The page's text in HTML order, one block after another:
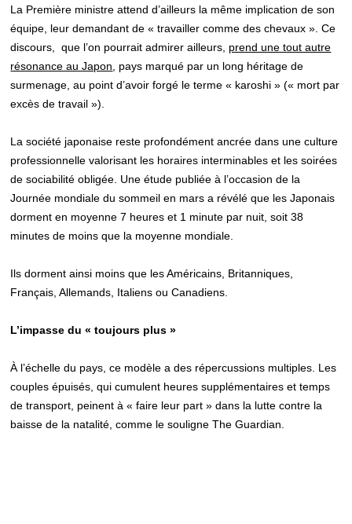
La Première ministre attend d’ailleurs la même implication de son
équipe, leur demandant de « travailler comme des chevaux ». Ce
discours, que l’on pourrait admirer ailleurs, prend une tout autre
résonance au Japon , pays marqué par un long héritage de
surmenage, au point d’avoir forgé le terme « karoshi » (« mort par
excès de travail »).
La société japonaise reste profondément ancrée dans une culture
professionnelle valorisant les horaires interminables et les soirées
de sociabilité obligée. Une étude publiée à l’occasion de la
Journée mondiale du sommeil en mars a révélé que les Japonais
dorment en moyenne 7 heures et 1 minute par nuit, soit 38
minutes de moins que la moyenne mondiale.
Ils dorment ainsi moins que les Américains, Britanniques,
Français, Allemands, Italiens ou Canadiens.
L’impasse du « toujours plus »
À l’échelle du pays, ce modèle a des répercussions multiples. Les
couples épuisés, qui cumulent heures supplémentaires et temps
de transport, peinent à « faire leur part » dans la lutte contre la
baisse de la natalité, comme le souligne The Guardian.